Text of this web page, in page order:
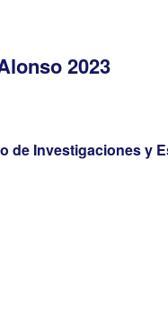
2023
de Investigaciones y